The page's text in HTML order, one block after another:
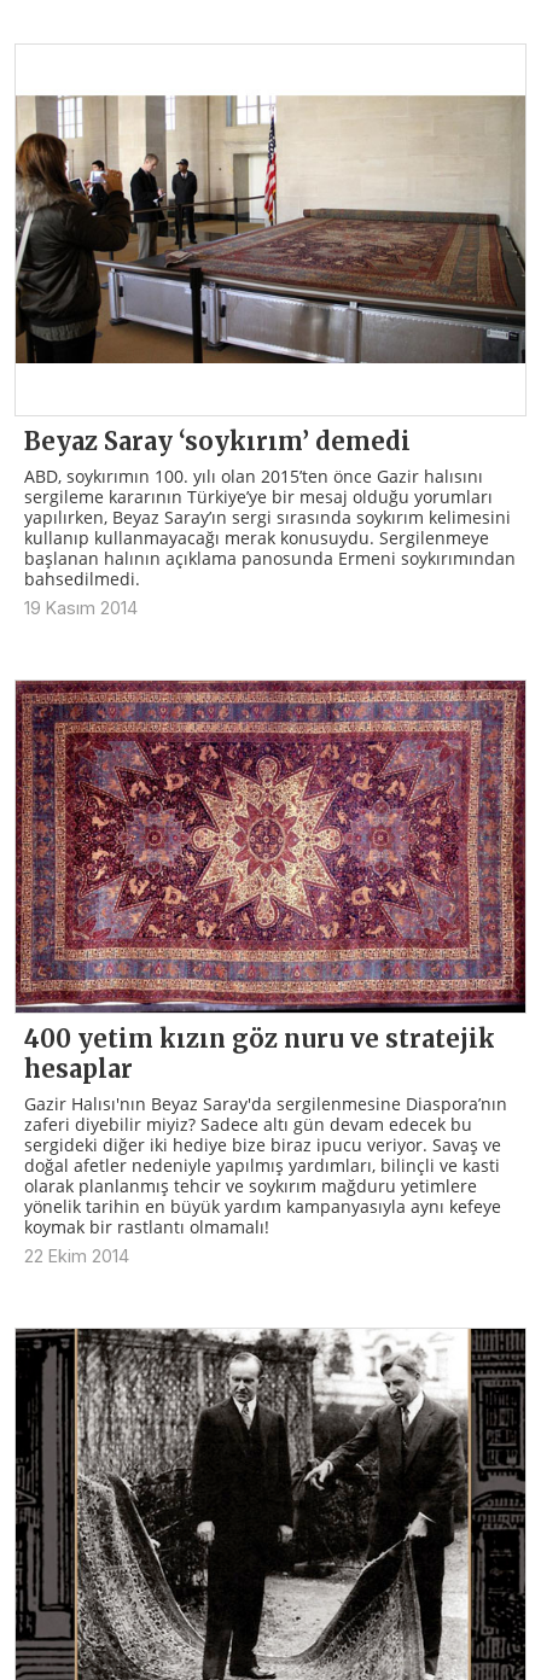
Beyaz Saray ‘soykırım’ demedi
ABD, soykırımın 100. yılı olan 2015’ten önce Gazir halısını
sergileme kararının Türkiye’ye bir mesaj olduğu yorumları
yapılırken, Beyaz Saray’ın sergi sırasında soykırım kelimesini
kullanıp kullanmayacağı merak konusuydu. Sergilenmeye
başlanan halının açıklama panosunda Ermeni soykırımından
bahsedilmedi.
19 Kasım 2014
400 yetim kızın göz nuru ve stratejik
hesaplar
Gazir Halısı'nın Beyaz Saray'da sergilenmesine Diaspora’nın
zaferi diyebilir miyiz? Sadece altı gün devam edecek bu
sergideki diğer iki hediye bize biraz ipucu veriyor. Savaş ve
doğal afetler nedeniyle yapılmış yardımları, bilinçli ve kasti
olarak planlanmış tehcir ve soykırım mağduru yetimlere
yönelik tarihin en büyük yardım kampanyasıyla aynı kefeye
koymak bir rastlantı olmamalı!
22 Ekim 2014